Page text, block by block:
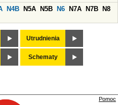
N4B N5A N5B N6 N7A N7B
N8
Utrudnienia
Schematy
Pomoc